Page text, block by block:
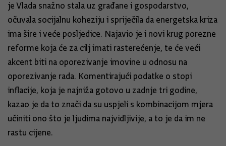
je Vlada snažno stala uz građane i gospodarstvo,
očuvala socijalnu koheziju i spriječila da energetska kriza
ima šire i veće posljedice. Najavio je i novi krug porezne
reforme koja će za cilj imati rasterećenje, te će veći
akcent biti na oporezivanje imovine u odnosu na
oporezivanje rada. Komentirajući podatke o stopi
inflacije, koja je najniža gotovo u zadnje tri godine,
kazao je da to znači da su uspjeli s kombinacijom mjera
učiniti ono što je ljudima najvidljivije, a to je da im ne
rastu cijene.